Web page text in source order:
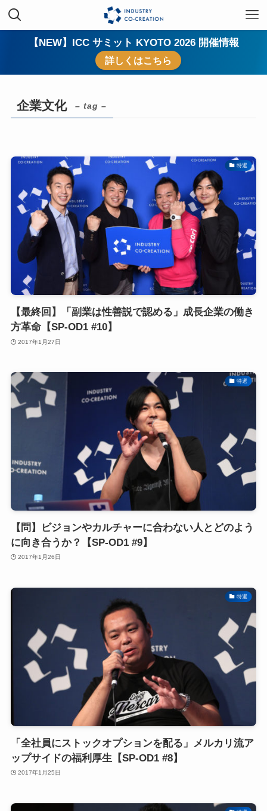
【NEW】ICC サミット KYOTO 2026 開催情報
詳しくはこちら
企業文化 – tag –
特選
【最終回】「副業は性善説で認める」成長企業の働き
方革命【SP-OD1 #10】
2017年1月27日
特選
【問】ビジョンやカルチャーに合わない人とどのよう
に向き合うか？【SP-OD1 #9】
2017年1月26日
特選
「全社員にストックオプションを配る」メルカリ流ア
ップサイドの福利厚生【SP-OD1 #8】
2017年1月25日